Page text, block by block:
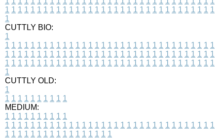
1 1 1 1 1 1 1 1 1 1 1 1 1 1 1 1 1 1 1 1 1 1 1 1 1 1 1 1 1 1 1 1 1
1
CUTTLY BIO:
1
1 1 1 1 1 1 1 1 1 1 1 1 1 1 1 1 1 1 1 1 1 1 1 1 1 1 1 1 1 1 1 1 1
1 1 1 1 1 1 1 1 1 1 1 1 1 1 1 1 1 1 1 1 1 1 1 1 1 1 1 1 1 1 1 1 1
1 1 1 1 1 1 1 1 1 1 1 1 1 1 1 1 1 1 1 1 1 1 1 1 1 1 1 1 1 1 1 1 1
1
CUTTLY OLD:
1
1 1 1 1 1 1 1 1 1 1
MEDIUM:
1 1 1 1 1 1 1 1 1 1
1 1 1 1 1 1 1 1 1 1 1 1 1 1 1 1 1 1 1 1 1 1 1 1 1 1 1 1 1 1 1 1 1
1 1 1 1 1 1 1 1 1 1 1 1 1 1 1 1 1